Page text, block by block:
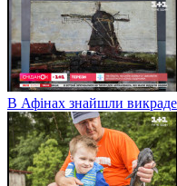
В Афінах знайшли